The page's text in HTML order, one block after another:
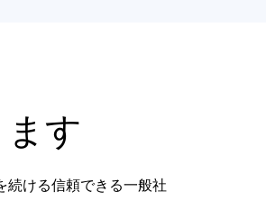
す
続ける信頼できる一般社